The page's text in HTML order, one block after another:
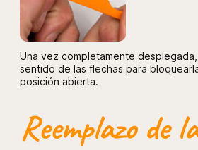
Una vez completamente
sentido de las flechas para
posición abierta.
Reemplazo de